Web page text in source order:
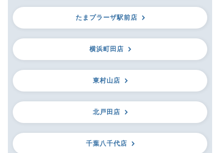
たまプラーザ駅前店
横浜町田店
東村山店
北戸田店
千葉八千代店